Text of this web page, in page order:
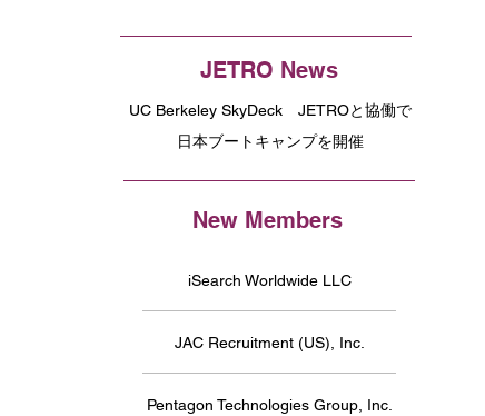
JETRO News
UC Berkeley SkyDeck JETROと協働で
日本ブートキャンプを開催
New Members
iSearch Worldwide LLC
JAC Recruitment (US), Inc.
Pentagon Technologies Group, Inc.